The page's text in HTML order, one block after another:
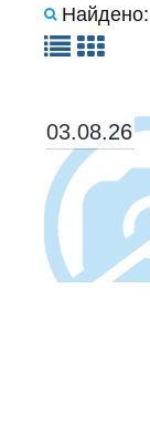
Найдено:
03.08.26